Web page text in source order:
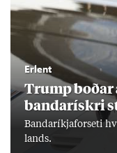
Erlent
Trump
banda­rískri
Banda­ríkja­for­seti
lands.